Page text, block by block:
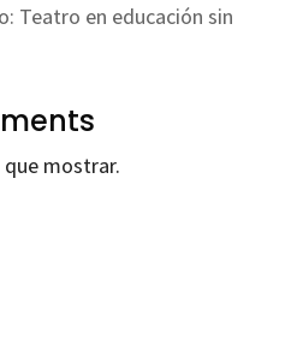
Teatro en educación sin
mostrar.